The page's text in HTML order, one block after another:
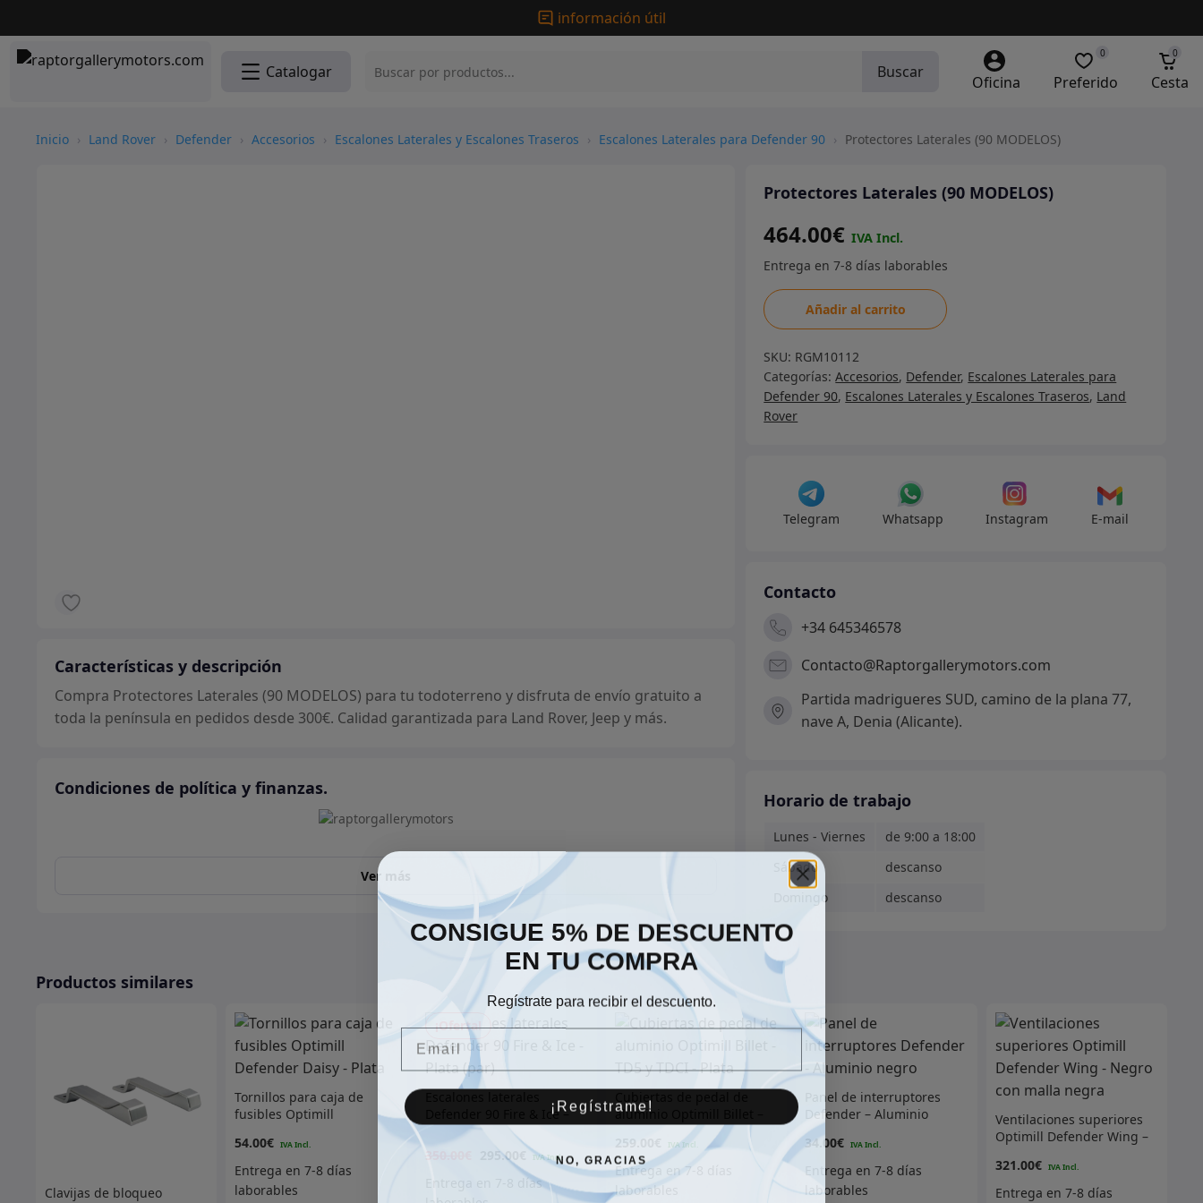
información útil
Catalogar Buscar
Oficina Preferido
0
Cesta
0
Inicio › Land Rover › Defender › Accesorios › Escalones Laterales y Escalones Traseros › Escalones Laterales para Defender 90 › Protectores Laterales (90 MODELOS)
Características y descripción
Compra Protectores Laterales (90 MODELOS) para tu todoterreno y disfruta de envío gratuito a
toda la península en pedidos desde 300€. Calidad garantizada para Land Rover, Jeep y más.
Condiciones de política y finanzas.
Ver más
Protectores Laterales (90 MODELOS)
464.00€
Protectores
Laterales
MODELOS)
cantidad
Añadir al carrito
SKU: RGM10112
Categorías:Accesorios, Defender, Escalones Laterales para
Defender 90, Escalones Laterales y Escalones Traseros, Land
Rover
Telegram Whatsapp Instagram E-mail
Contacto
+34 645346578
Contacto@Raptorgallerymotors.com
Partida madrigueres SUD, camino de la plana 77,
nave A, Denia (Alicante).
Horario de trabajo
Lunes - Viernes
de 9:00 a 18:00
Sábado
descanso
Domingo
descanso
Productos similares
Clavijas de bloqueo
Tornillos para caja de
fusibles Optimill
54.00€
¡Oferta!
Defender 90 Fire & Ice –
Plata (par)
350.00
El
precio
295.00
El
precio
Cubiertas de pedal de
aluminio Optimill Billet –
TD5 y TDCI – Plata
259.00
Panel de interruptores
Defender – Aluminio
negro
34.00€
Ventilaciones superiores
Optimill Defender Wing –
321.00€
CONSIGUE 5% DE DESCUENTO
EN TU COMPRA
Regístrate para recibir el descuento.
Email
¡Regístrame!
NO, GRACIAS